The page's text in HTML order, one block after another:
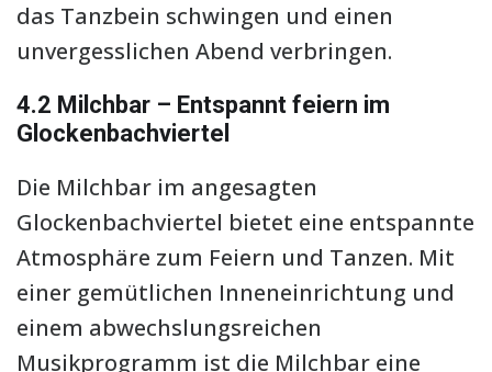
das Tanzbein schwingen und einen
unvergesslichen Abend verbringen.
4.2 Milchbar – Entspannt feiern im
Glockenbachviertel
Die Milchbar im angesagten
Glockenbachviertel bietet eine entspannte
Atmosphäre zum Feiern und Tanzen. Mit
einer gemütlichen Inneneinrichtung und
einem abwechslungsreichen
Musikprogramm ist die Milchbar eine